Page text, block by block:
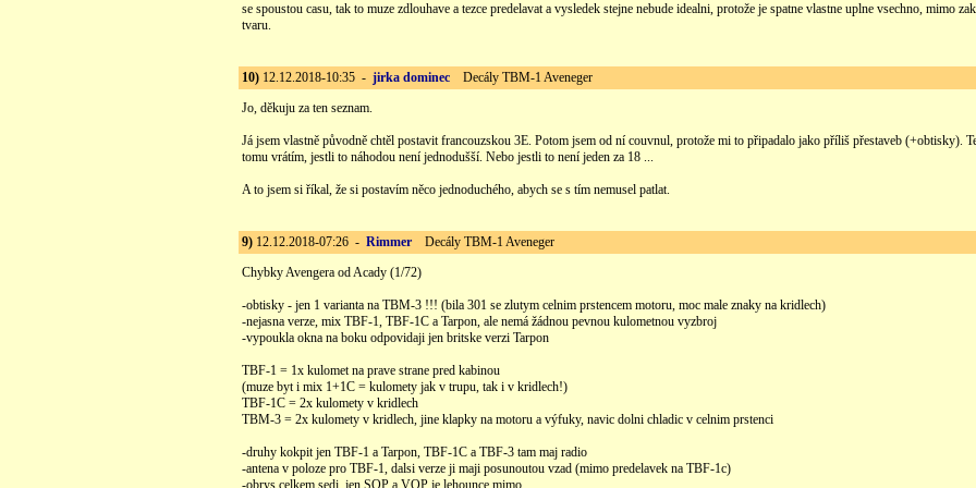
se spoustou casu, tak to muze zdlouhave a tezce predelavat a vysledek stejne nebude idealni, protože je spatne vlastne uplne vsechno, mimo
tvaru.
10) 12.12.2018-10:35 - jirka dominec Decály TBM-1 Aveneger
Jo, děkuju za ten seznam.
Já jsem vlastně původně chtěl postavit francouzskou 3E. Potom jsem od ní couvnul, protože mi to připadalo jako příliš přestaveb (+obtisky).
tomu vrátím, jestli to náhodou není jednodušší. Nebo jestli to není jeden za 18 ...
A to jsem si říkal, že si postavím něco jednoduchého, abych se s tím nemusel patlat.
9) 12.12.2018-07:26 - Rimmer Decály TBM-1 Aveneger
Chybky Avengera od Acady (1/72)
-obtisky - jen 1 varianta na TBM-3 !!! (bila 301 se zlutym celnim prstencem motoru, moc male znaky na kridlech)
-nejasna verze, mix TBF-1, TBF-1C a Tarpon, ale nemá žádnou pevnou kulometnou vyzbroj
-vypoukla okna na boku odpovidaji jen britske verzi Tarpon
TBF-1 = 1x kulomet na prave strane pred kabinou
(muze byt i mix 1+1C = kulomety jak v trupu, tak i v kridlech!)
TBF-1C = 2x kulomety v kridlech
TBM-3 = 2x kulomety v kridlech, jine klapky na motoru a výfuky, navic dolni chladic v celnim prstenci
-druhy kokpit jen TBF-1 a Tarpon, TBF-1C a TBF-3 tam maj radio
-antena v poloze pro TBF-1, dalsi verze ji maji posunoutou vzad (mimo predelavek na TBF-1c)
-obrys celkem sedi, jen SOP a VOP je lehounce mimo